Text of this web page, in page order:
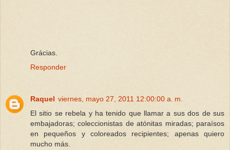
Grácias.
Responder
Raquel viernes, mayo 27, 2011 12:00:00 a. m.
El sitio se rebela y ha tenido que llamar a sus dos de sus
embajadoras; coleccionistas de atónitas miradas; paraísos
en pequeños y coloreados recipientes; apenas quiero
mucho más.